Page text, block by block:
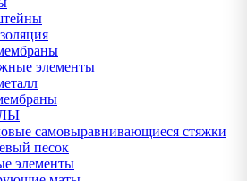
элементы
самовыравнивающиеся стяжки
песок
элементы